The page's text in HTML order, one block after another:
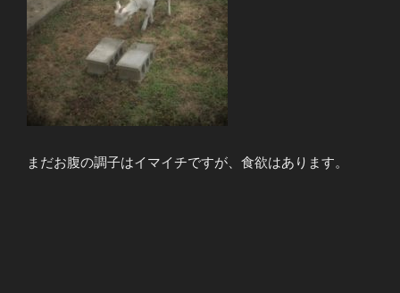
まだお腹の調子はイマイチですが、食欲はあります。